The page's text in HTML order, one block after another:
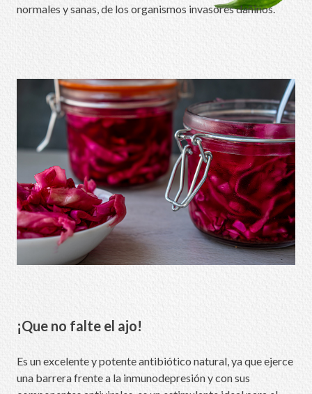
normales y sanas, de los organismos invasores dañinos.
¡Que no falte el ajo!
Es un excelente y potente antibiótico natural, ya que ejerce
una barrera frente a la inmunodepresión y con sus